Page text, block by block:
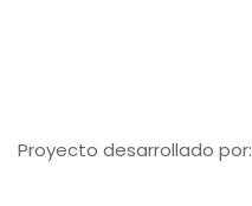
Proyecto desarrollado por: